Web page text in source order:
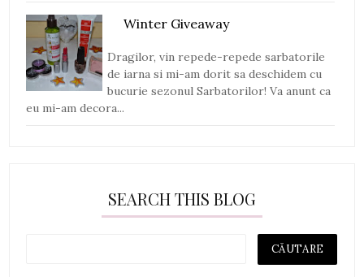
Winter Giveaway
Dragilor, vin repede-repede sarbatorile
de iarna si mi-am dorit sa deschidem cu
bucurie sezonul Sarbatorilor! Va anunt ca
eu mi-am decora...
SEARCH THIS BLOG